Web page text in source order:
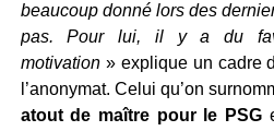
beaucoup donné lors des
pas. Pour lui, il y a du
motivation» explique un cadre
l’anonymat. Celui qu’on
atout de maître pour le PSG